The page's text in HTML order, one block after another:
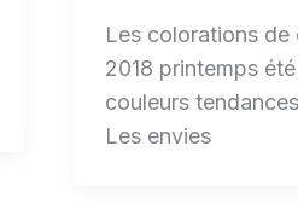
Les colorations de
2018 printemps
couleurs
Les envies